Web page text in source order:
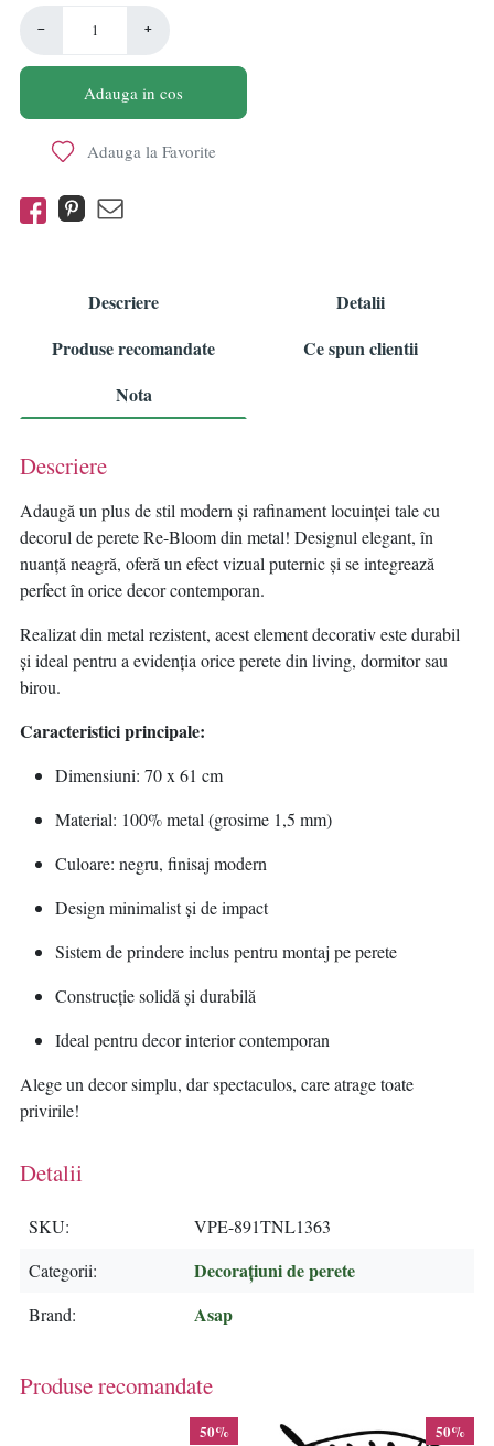
− +
Adauga in cos
Adauga la Favorite
Descriere
Detalii
Produse recomandate
Ce spun clientii
Nota
Descriere
Adaugă un plus de stil modern și rafinament locuinței tale cu
decorul de perete Re-Bloom din metal! Designul elegant, în
nuanță neagră, oferă un efect vizual puternic și se integrează
perfect în orice decor contemporan.
Realizat din metal rezistent, acest element decorativ este durabil
și ideal pentru a evidenția orice perete din living, dormitor sau
birou.
Caracteristici principale:
Dimensiuni: 70 x 61 cm
Material: 100% metal (grosime 1,5 mm)
Culoare: negru, finisaj modern
Design minimalist și de impact
Sistem de prindere inclus pentru montaj pe perete
Construcție solidă și durabilă
Ideal pentru decor interior contemporan
Alege un decor simplu, dar spectaculos, care atrage toate
privirile!
Detalii
SKU
VPE-891TNL1363
Categorii
Decorațiuni de perete
Brand Asap
Produse recomandate
50% 50%